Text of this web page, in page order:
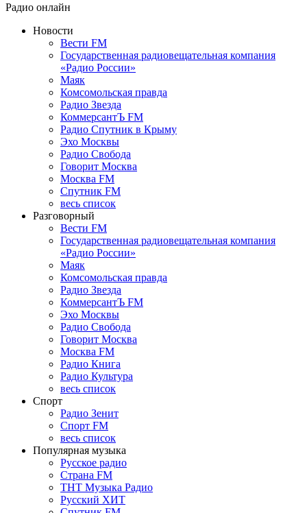
Радио онлайн
Новости
Вести FM
Государственная радиовещательная компания
«Радио России»
Маяк
Комсомольская правда
Радио Звезда
КоммерсантЪ FM
Радио Спутник в Крыму
Эхо Москвы
Радио Свобода
Говорит Москва
Москва FM
Спутник FM
весь список
Разговорный
Вести FM
Государственная радиовещательная компания
«Радио России»
Маяк
Комсомольская правда
Радио Звезда
КоммерсантЪ FM
Эхо Москвы
Радио Свобода
Говорит Москва
Москва FM
Радио Книга
Радио Культура
весь список
Спорт
Радио Зенит
Спорт FM
весь список
Популярная музыка
Русское радио
Страна FM
ТНТ Музыка Радио
Русский ХИТ